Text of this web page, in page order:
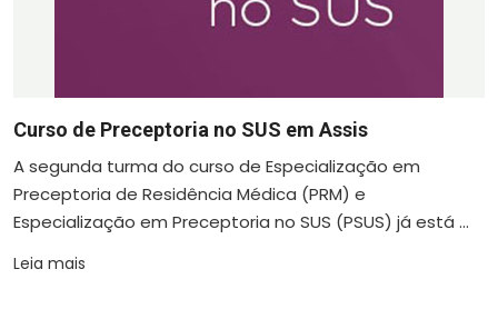
Curso de Preceptoria no SUS em Assis
A segunda turma do curso de Especialização em
Preceptoria de Residência Médica (PRM) e
Especialização em Preceptoria no SUS (PSUS) já está ...
Leia mais